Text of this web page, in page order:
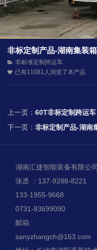
非标定制产品-湖南集装
非标准定制跨运车
已有11081人浏览了本产品
上一页： 60T非标定制跨运车
下一页： 非标定制产品-湖南
湖南汇捷智能装备有限公司
张丞 ：137-9288-8221
133-1955-9668
0731-83699090
邮箱:
sanyzhangch@163.com